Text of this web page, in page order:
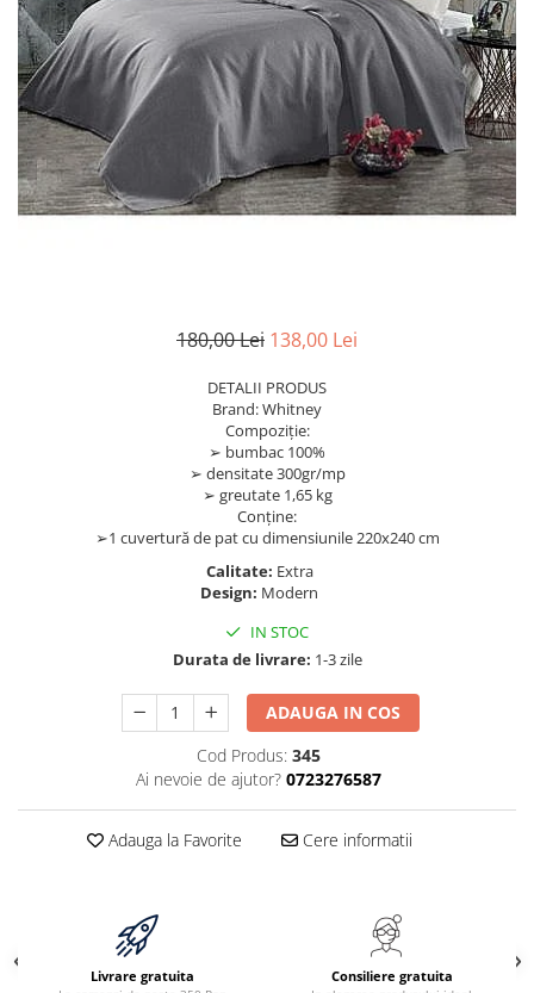
180,00 Lei 138,00 Lei
DETALII PRODUS
Brand: Whitney
Compoziție:
➢ bumbac 100%
➢ densitate 300gr/mp
➢ greutate 1,65 kg
Conține:
➢1 cuvertură de pat cu dimensiunile 220x240 cm
Calitate: Extra
Design: Modern
IN STOC
Durata de livrare: 1-3 zile
ADAUGA IN COS
Cod Produs: 345
Ai nevoie de ajutor? 0723276587
Adauga la Favorite Cere informatii
Livrare gratuita Consiliere gratuita